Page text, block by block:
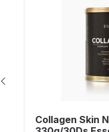
Collagen Skin